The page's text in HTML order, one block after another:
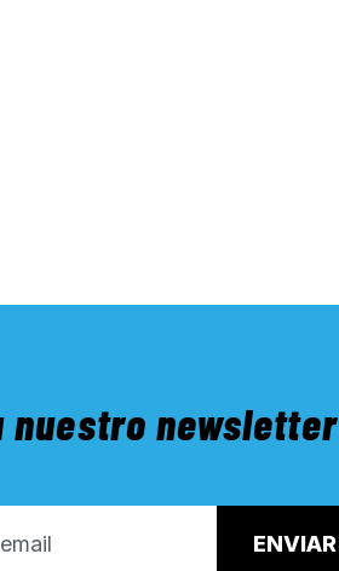
nuestro newsletter